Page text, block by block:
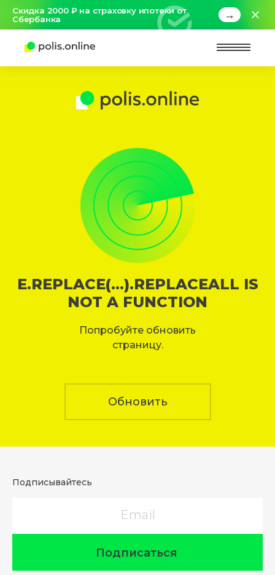
Скидка 2000 ₽ на страховку ипотеки от
Сбербанка
→
E.REPLACE(...).REPLACEALL IS
NOT A FUNCTION
Попробуйте обновить
страницу.
Обновить
Подписывайтесь
Подписаться